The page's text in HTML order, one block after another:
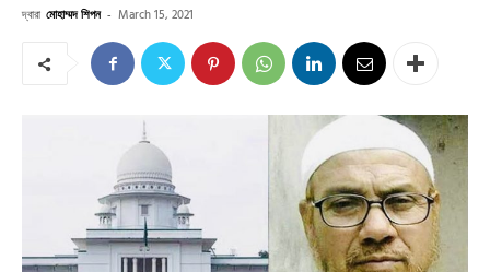
দ্বারা মোহাম্মদ শিপন - March 15, 2021